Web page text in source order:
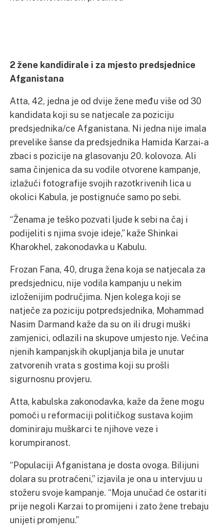
2 žene kandidirale i za mjesto predsjednice
Afganistana
Atta, 42, jedna je od dvije žene među više od 30
kandidata koji su se natjecale za poziciju
predsjednika/ce Afganistana. Ni jedna nije imala
prevelike šanse da predsjednika Hamida Karzai-a
zbaci s pozicije na glasovanju 20. kolovoza. Ali
sama činjenica da su vodile otvorene kampanje,
izlažući fotografije svojih razotkrivenih lica u
okolici Kabula, je postignuće samo po sebi.
“Ženama je teško pozvati ljude k sebi na čaj i
podijeliti s njima svoje ideje,” kaže Shinkai
Kharokhel, zakonodavka u Kabulu.
Frozan Fana, 40, druga žena koja se natjecala za
predsjednicu, nije vodila kampanju u nekim
izloženijim područjima. Njen kolega koji se
natječe za poziciju potpredsjednika, Mohammad
Nasim Darmand kaže da su on ili drugi muški
zamjenici, odlazili na skupove umjesto nje. Većina
njenih kampanjskih okupljanja bila je unutar
zatvorenih vrata s gostima koji su prošli
sigurnosnu provjeru.
Atta, kabulska zakonodavka, kaže da žene mogu
pomoći u reformaciji političkog sustava kojim
dominiraju muškarci te njihove veze i
korumpiranost.
“Populaciji Afganistana je dosta ovoga. Bilijuni
dolara su protraćeni,” izjavila je ona u intervjuu u
stožeru svoje kampanje. “Moja unučad će ostariti
prije negoli Karzai to promijeni i zato žene trebaju
unijeti promjenu.”